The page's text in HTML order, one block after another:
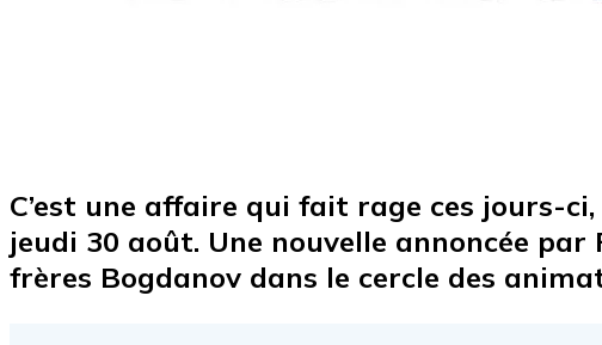
C’est une affaire qui fait rage ces jours-
jeudi 30 août. Une nouvelle annoncée
frères Bogdanov dans le cercle des